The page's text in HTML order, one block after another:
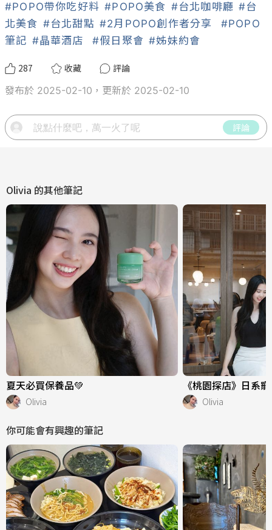
#POPO帶你吃好料 #POPO美食 #台北咖啡廳 #台
北美食 #台北甜點 #2月POPO創作者分享
#POPO
筆記 #晶華酒店 #假日聚會 #姊妹約會
287 收藏
評論
發布於 2025-02-10，更新於 2025-02-10
評論
Olivia 的其他筆記
夏天必買保養品💚
Olivia
《桃園探店》日系
Olivia
你可能會有興趣的筆記